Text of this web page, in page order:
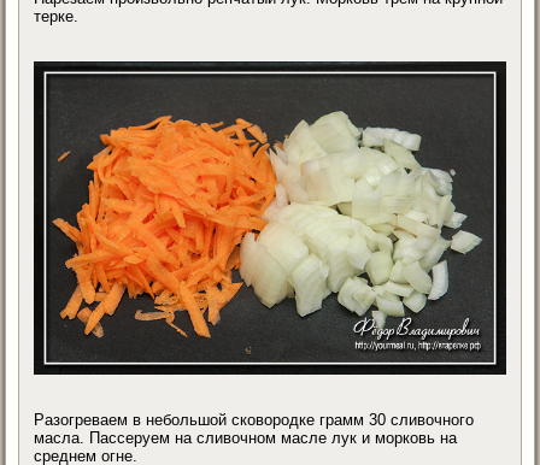
терке.
Разогреваем в небольшой сковородке грамм 30 сливочного
масла. Пассеруем на сливочном масле лук и морковь на
среднем огне.